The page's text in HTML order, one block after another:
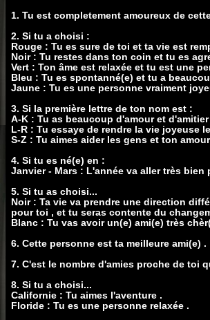
1. Tu est completement amoureux de
2. Si tu a choisi :
Rouge : Tu es sure de toi et ta vie est
Noir : Tu restes dans ton coin et tu es
Vert : Ton âme est relaxée et tu est une
Bleu : Tu es spontanné(e) et tu a
Jaune : Tu es une personne vraiment
3. Si la première lettre de ton nom est :
A-K : Tu as beaucoup d'amour et
L-R : Tu essaye de rendre la vie joyeuse
S-Z : Tu aimes aider les gens et ton
4. Si tu es né(e) en :
Janvier - Mars : L'année va aller très
5. Si tu as choisi...
Noir : Ta vie va prendre une direction
pour toi , et tu seras contente du
Blanc : Tu vas avoir un(e) ami(e) très
6. Cette personne est ta meilleure ami(e) .
7. C'est le nombre d'amies proche de toi
8. Si tu a choisi...
Californie : Tu aimes l'aventure .
Floride : Tu es une personne relaxée .